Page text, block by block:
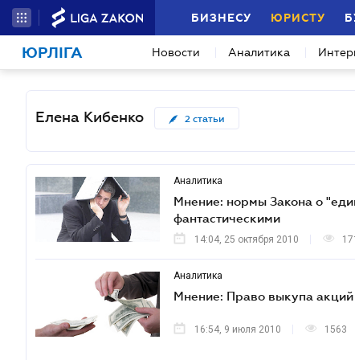
БИЗНЕСУ ЮРИСТУ
ЮРЛІГА Новости Аналитика
Елена Кибенко 2 статьи
Аналитика
Мнение: нормы Закона о
фантастическими
14:04, 25 октября 2010
Аналитика
Мнение: Право выкупа акций
16:54, 9 июля 2010 1563